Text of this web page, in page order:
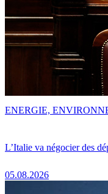
L’Italie va négocier des
05.08.2026
ENERGIE,